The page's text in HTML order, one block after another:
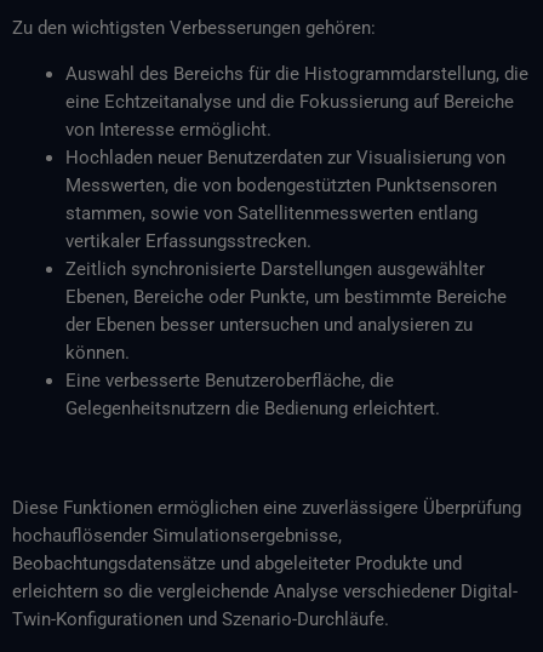
Zu den wichtigsten Verbesserungen gehören:
Auswahl des Bereichs für die Histogrammdarstellung, die
eine Echtzeitanalyse und die Fokussierung auf Bereiche
von Interesse ermöglicht.
Hochladen neuer Benutzerdaten zur Visualisierung von
Messwerten, die von bodengestützten Punktsensoren
stammen, sowie von Satellitenmesswerten entlang
vertikaler Erfassungsstrecken.
Zeitlich synchronisierte Darstellungen ausgewählter
Ebenen, Bereiche oder Punkte, um bestimmte Bereiche
der Ebenen besser untersuchen und analysieren zu
können.
Eine verbesserte Benutzeroberfläche, die
Gelegenheitsnutzern die Bedienung erleichtert.
Diese Funktionen ermöglichen eine zuverlässigere Überprüfung
hochauflösender Simulationsergebnisse,
Beobachtungsdatensätze und abgeleiteter Produkte und
erleichtern so die vergleichende Analyse verschiedener Digital-
Twin-Konfigurationen und Szenario-Durchläufe.